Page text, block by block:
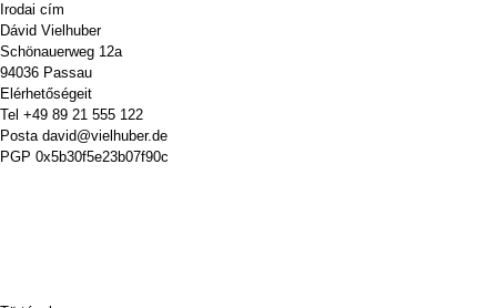
Irodai cím
Dávid Vielhuber
Schönauerweg 12a
94036 Passau
Elérhetőségeit
Tel +49 89 21 555 122
Posta david@vielhuber.de
PGP 0x5b30f5e23b07f90c